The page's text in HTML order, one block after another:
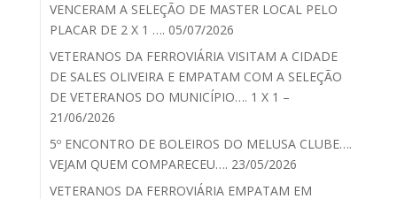
VENCERAM A SELEÇÃO DE MASTER LOCAL PELO
PLACAR DE 2 X 1 …. 05/07/2026
VETERANOS DA FERROVIÁRIA VISITAM A CIDADE
DE SALES OLIVEIRA E EMPATAM COM A SELEÇÃO
DE VETERANOS DO MUNICÍPIO…. 1 X 1 –
21/06/2026
5º ENCONTRO DE BOLEIROS DO MELUSA CLUBE….
VEJAM QUEM COMPARECEU…. 23/05/2026
VETERANOS DA FERROVIÁRIA EMPATAM EM